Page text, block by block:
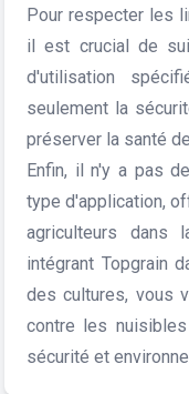
Pour respecter les
il est crucial de
d'utilisation
seulement la
préserver la santé
Enfin, il n'y a pas
type d'application,
agriculteurs dans
intégrant Topgrain
des cultures, vous
contre les
sécurité et